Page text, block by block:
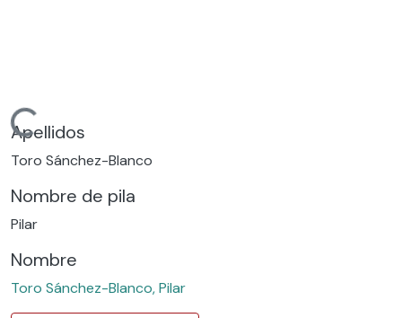
Cargando...
Apellidos
Toro Sánchez-Blanco
Nombre de pila
Pilar
Nombre
Toro Sánchez-Blanco, Pilar